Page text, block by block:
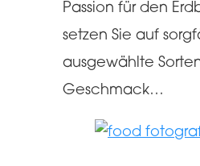
Passion für den
setzen Sie auf
ausgewählte
Geschmack…